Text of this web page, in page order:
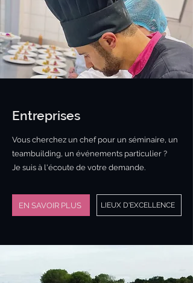
Entreprises
Vous cherchez un chef pour un séminaire, un
teambuilding, un événements particulier ?
Je suis à l'écoute de votre demande.
EN SAVOIR PLUS LIEUX D'EXCELLENCE